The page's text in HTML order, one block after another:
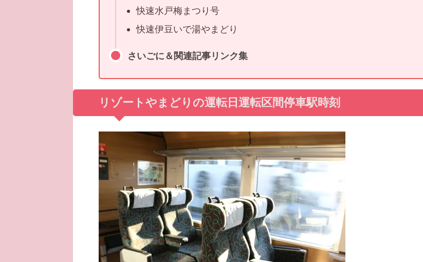
快速水戸梅まつり号
快速伊豆いで湯やまどり
さいごに＆関連記事リンク集
リゾートやまどりの運転日運転区間停車駅時刻